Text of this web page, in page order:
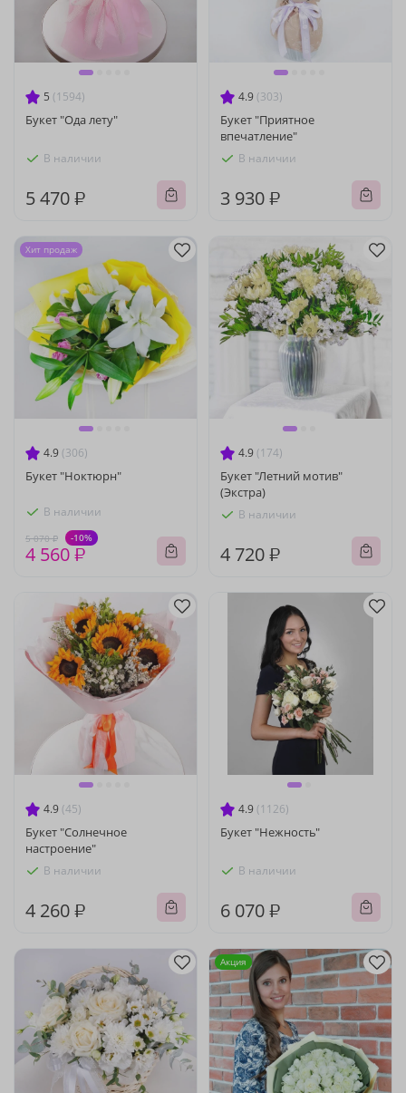
5 (1594)
Букет "Ода лету"
В наличии
5 470 ₽
4.9 (303)
Букет "Приятное
впечатление"
В наличии
3 930 ₽
4.9 (306)
Букет "Ноктюрн"
В наличии
5 070 ₽ -10%
4 560 ₽
Хит продаж
4.9 (174)
Букет "Летний мотив"
(Экстра)
В наличии
4 720 ₽
4.9 (45)
Букет "Солнечное
настроение"
В наличии
4 260 ₽
4.9 (1126)
Букет "Нежность"
В наличии
6 070 ₽
Акция